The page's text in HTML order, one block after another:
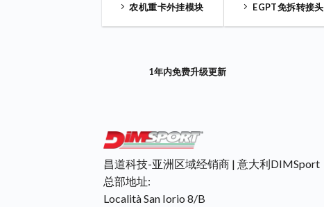
农机重卡外挂模块 EGPT免拆转接头
1年内免费升级更新
昌道科技-亚洲区域经销商 | 意大利DIMSport
总部地址:
Località San Iorio 8/B